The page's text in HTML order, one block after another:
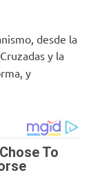
desde la
y la
y